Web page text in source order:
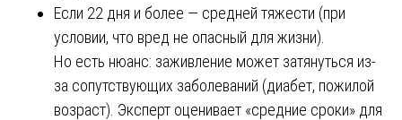
Если 22 дня и более — средней тяжести (при
условии, что вред не опасный для жизни).
Но есть нюанс: заживление может затянуться из-
за сопутствующих заболеваний (диабет, пожилой
возраст). Эксперт оценивает «средние сроки» для